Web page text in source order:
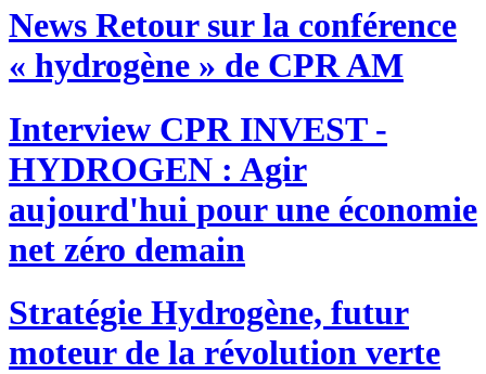
News Retour sur la conférence
« hydrogène » de CPR AM
Interview CPR INVEST -
HYDROGEN : Agir
aujourd'hui pour une économie
net zéro demain
Stratégie Hydrogène, futur
moteur de la révolution verte